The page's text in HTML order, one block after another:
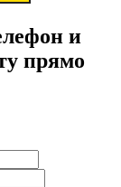
и
прямо